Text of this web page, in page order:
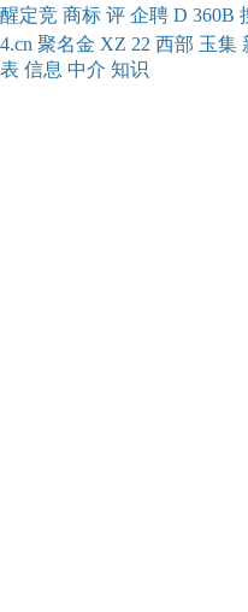
醒定竞 商标 评 企聘 D 360B
4.cn 聚名金 XZ 22 西部 玉集
表 信息 中介 知识